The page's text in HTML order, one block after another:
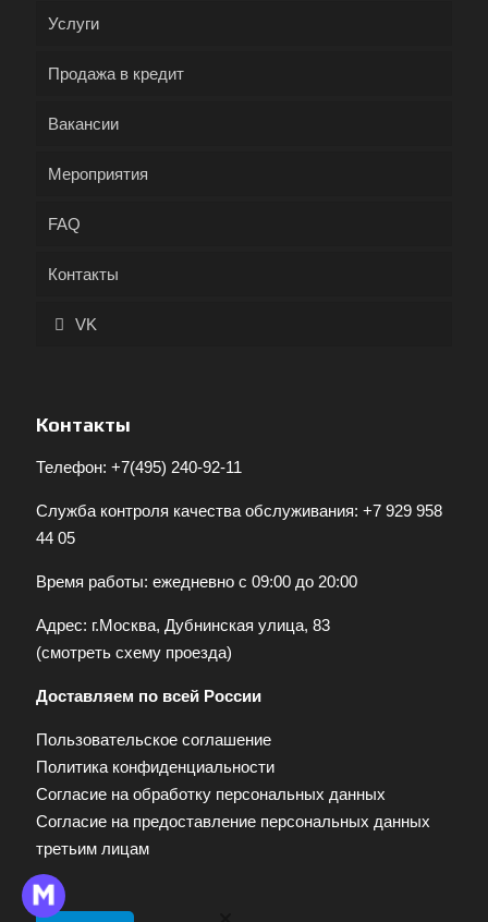
Услуги
Продажа в кредит
Вакансии
Мероприятия
FAQ
Контакты
VK
Контакты
Телефон: +7(495) 240-92-11
Служба контроля качества обслуживания: +7 929 958
44 05
Время работы: ежедневно с 09:00 до 20:00
Адрес: г.Москва, Дубнинская улица, 83
(смотреть схему проезда)
Доставляем по всей России
Пользовательское соглашение
Политика конфиденциальности
Согласие на обработку персональных данных
Согласие на предоставление персональных данных
третьим лицам